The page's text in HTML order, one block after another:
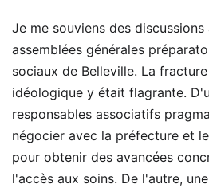
Je me souviens des
assemblées générales
sociaux de Belleville. La
idéologique y était flagrante.
responsables associatifs
négocier avec la préfecture et
pour obtenir des avancées
l'accès aux soins. De l'autre,